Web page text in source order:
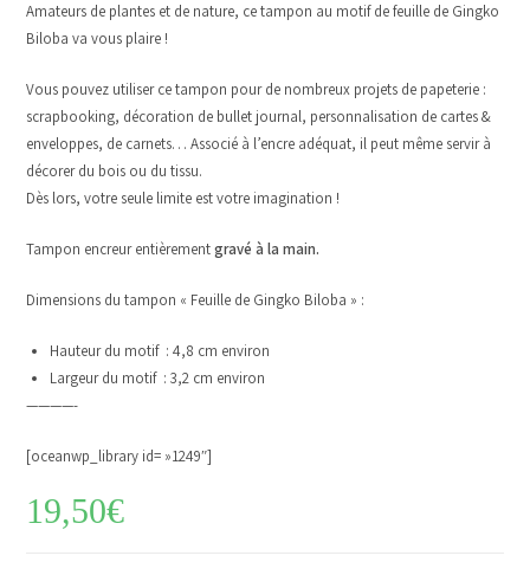
Amateurs de plantes et de nature, ce tampon au motif de feuille de Gingko
Biloba va vous plaire !
Vous pouvez utiliser ce tampon pour de nombreux projets de papeterie :
scrapbooking, décoration de bullet journal, personnalisation de cartes &
enveloppes, de carnets… Associé à l’encre adéquat, il peut même servir à
décorer du bois ou du tissu.
Dès lors, votre seule limite est votre imagination !
Tampon encreur entièrementgravé à la main.
Dimensions du tampon « Feuille de Gingko Biloba » :
Hauteur du motif : 4,8 cm environ
Largeur du motif : 3,2 cm environ
————-
[oceanwp_library id= »1249″]
19,50€